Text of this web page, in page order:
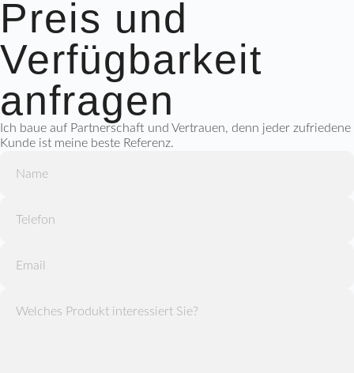
Preis und
Verfügbarkeit
anfragen
Ich baue auf Partnerschaft und Vertrauen, denn jeder zufriedene
Kunde ist meine beste Referenz.